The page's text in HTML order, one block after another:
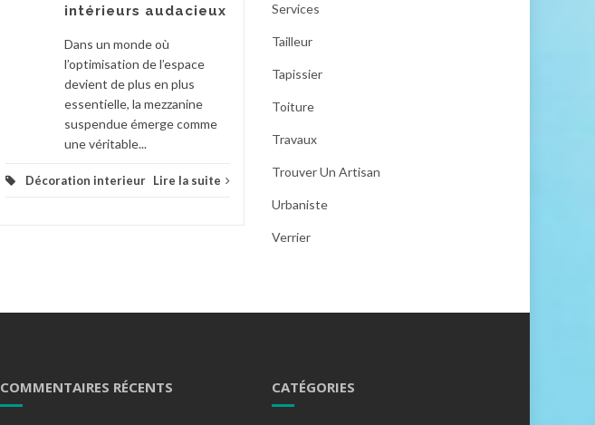
intérieurs audacieux
Dans un monde où
l’optimisation de l’espace
devient de plus en plus
essentielle, la mezzanine
suspendue émerge comme
une véritable...
Décoration interieur Lire la suite
Services
Tailleur
Tapissier
Toiture
Travaux
Trouver Un Artisan
Urbaniste
Verrier
COMMENTAIRES RÉCENTS CATÉGORIES